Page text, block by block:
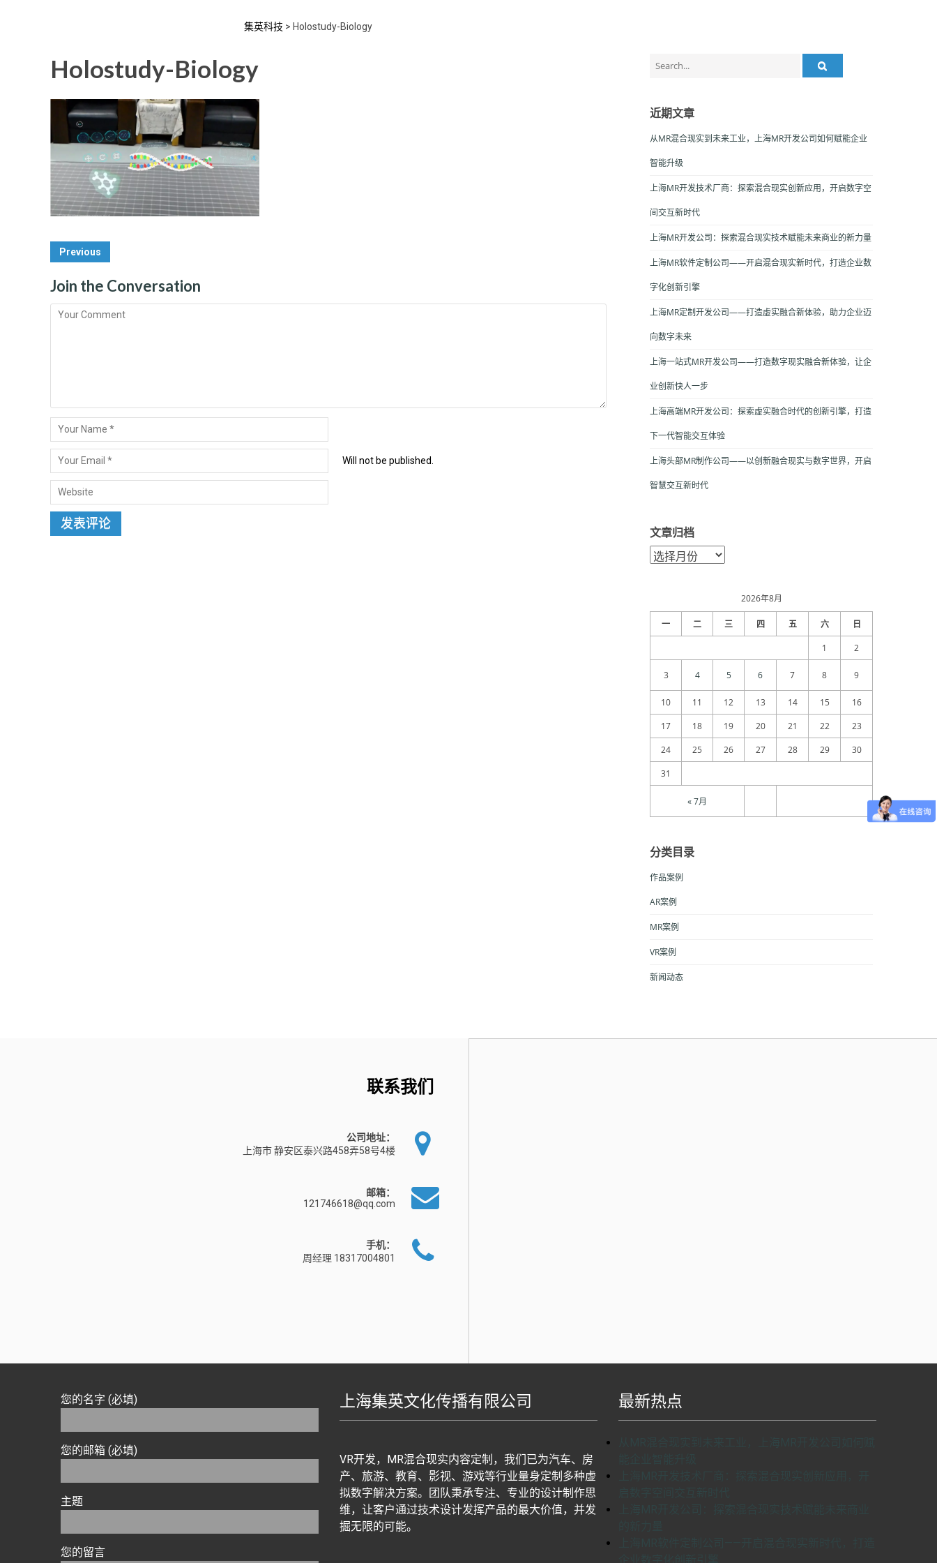
集英科技 > Holostudy-Biology
Holostudy-Biology
Post
Navigation
Previous
Join the Conversation
Will not be published.
for:
近期文章
从MR混合现实到未来工业，上海MR开发公司如何赋能企业
智能升级
上海MR开发技术厂商：探索混合现实创新应用，开启数字空
间交互新时代
上海MR开发公司：探索混合现实技术赋能未来商业的新力量
上海MR软件定制公司——开启混合现实新时代，打造企业数
字化创新引擎
上海MR定制开发公司——打造虚实融合新体验，助力企业迈
向数字未来
上海一站式MR开发公司——打造数字现实融合新体验，让企
业创新快人一步
上海高端MR开发公司：探索虚实融合时代的创新引擎，打造
下一代智能交互体验
上海头部MR制作公司——以创新融合现实与数字世界，开启
智慧交互新时代
文章归档
文
章
2026年8月
一 二 三 四 五 六 日
« 7月
1 2
3 4 5 6 7 8 9
10 11 12 13 14 15
16
17
18 19 20 21 22
23
24
25 26 27 28 29
30
31
分类目录
作品案例
AR案例
MR案例
VR案例
新闻动态
联系我们
公司地址：
上海市 静安区泰兴路458弄58号4楼
邮箱：
121746618@qq.com
手机：
周经理 18317004801
您的名字 (必填)
您的邮箱 (必填)
主题
您的留言
上海集英文化传播有限公司
VR开发，MR混合现实内容定制，我们已为汽车、房
产、旅游、教育、影视、游戏等行业量身定制多种虚
拟数字解决方案。团队秉承专注、专业的设计制作思
维，让客户通过技术设计发挥产品的最大价值，并发
掘无限的可能。
最新热点